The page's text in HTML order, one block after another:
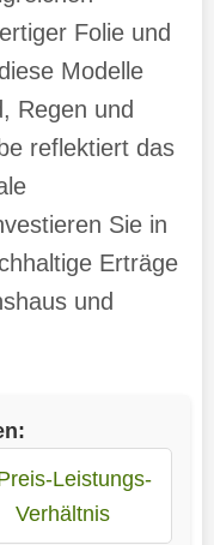
Folie und
Modelle
Regen und
reflektiert das
Sie in
Erträge
und
Leistungs-
Verhältnis